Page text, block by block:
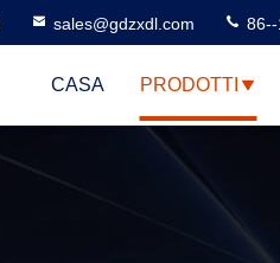
sales@gdzxdl.com
CASA PRODOTTI